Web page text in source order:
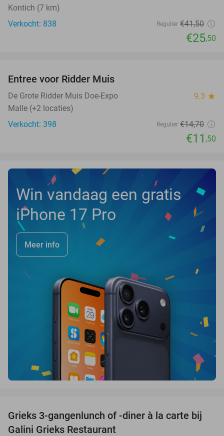
Kontich (7 km)
Verkocht: 838
Regulier €41,50
€25,50
Entree voor Ridder Muis
De Grote Ridder Muis Doe-Expo 9.3 star
Malle (+2 locaties)
Verkocht: 398
Regulier €14,70
€11 ,50
Win vandaag een gratis
iPhone 17 Pro
Meer info
34%
Grieks 3-gangenlunch of -diner à la carte bij
Galini Grieks Restaurant